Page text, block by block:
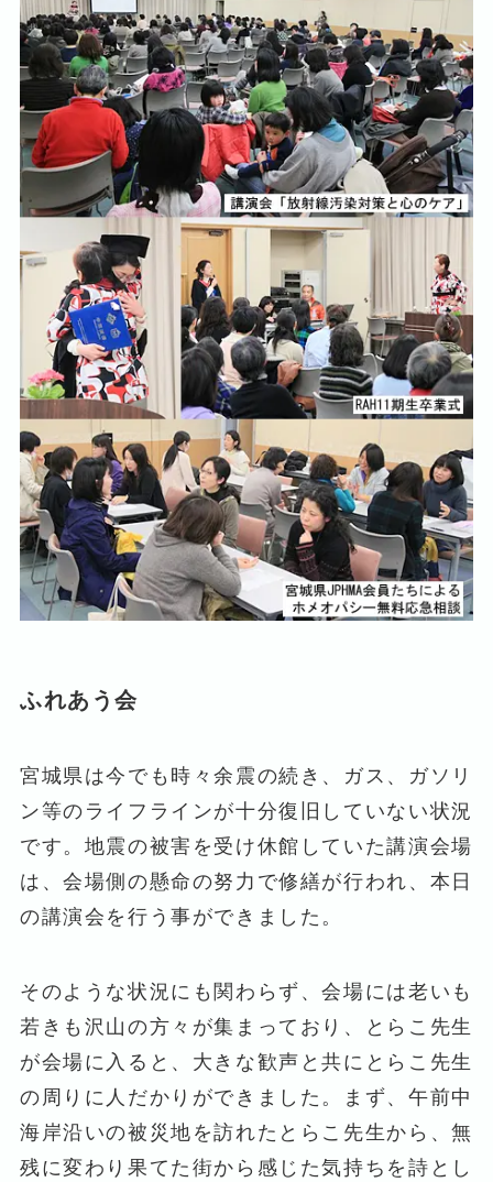
ふれあう会
宮城県は今でも時々余震の続き、ガス、ガソリ
ン等のライフラインが十分復旧していない状況
です。地震の被害を受け休館していた講演会場
は、会場側の懸命の努力で修繕が行われ、本日
の講演会を行う事ができました。
そのような状況にも関わらず、会場には老いも
若きも沢山の方々が集まっており、とらこ先生
が会場に入ると、大きな歓声と共にとらこ先生
の周りに人だかりができました。まず、午前中
海岸沿いの被災地を訪れたとらこ先生から、無
残に変わり果てた街から感じた気持ちを詩とし